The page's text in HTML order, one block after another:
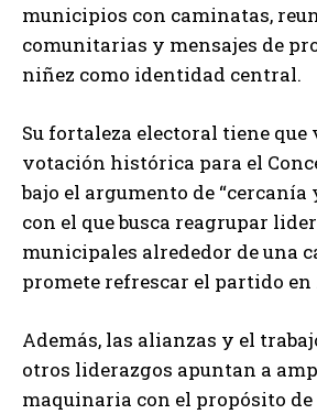
municipios con caminatas,
comunitarias y mensajes de
niñez como identidad central.
Su fortaleza electoral tiene que
votación histórica para el
bajo el argumento de “cercanía
con el que busca reagrupar
municipales alrededor de una
promete refrescar el partido
Además, las alianzas y el
otros liderazgos apuntan a
maquinaria con el propósito